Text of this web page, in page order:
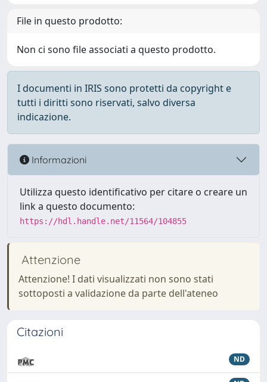
File in questo prodotto:
Non ci sono file associati a questo prodotto.
I documenti in IRIS sono protetti da copyright e
tutti i diritti sono riservati, salvo diversa
indicazione.
Informazioni
Utilizza questo identificativo per citare o creare un
link a questo documento:
https://hdl.handle.net/11564/104855
Attenzione
Attenzione! I dati visualizzati non sono stati
sottoposti a validazione da parte dell'ateneo
Citazioni
ND